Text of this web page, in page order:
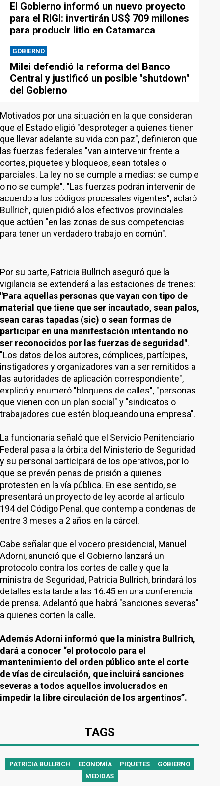
El Gobierno informó un nuevo proyecto
para el RIGI: invertirán US$ 709 millones
para producir litio en Catamarca
GOBIERNO
Milei defendió la reforma del Banco
Central y justificó un posible "shutdown"
del Gobierno
Motivados por una situación en la que consideran
que el Estado eligió "desproteger a quienes tienen
que llevar adelante su vida con paz", definieron que
las fuerzas federales "van a intervenir frente a
cortes, piquetes y bloqueos, sean totales o
parciales. La ley no se cumple a medias: se cumple
o no se cumple". "Las fuerzas podrán intervenir de
acuerdo a los códigos procesales vigentes", aclaró
Bullrich, quien pidió a los efectivos provinciales
que actúen "en las zonas de sus competencias
para tener un verdadero trabajo en común".
Por su parte, Patricia Bullrich aseguró que la
vigilancia se extenderá a las estaciones de trenes:
"Para aquellas personas que vayan con tipo de
material que tiene que ser incautado, sean palos,
sean caras tapadas (sic) o sean formas de
participar en una manifestación intentando no
ser reconocidos por las fuerzas de seguridad".
"Los datos de los autores, cómplices, partícipes,
instigadores y organizadores van a ser remitidos a
las autoridades de aplicación correspondiente",
explicó y enumeró "bloqueos de calles", "personas
que vienen con un plan social" y "sindicatos o
trabajadores que estén bloqueando una empresa".
La funcionaria señaló que el Servicio Penitenciario
Federal pasa a la órbita del Ministerio de Seguridad
y su personal participará de los operativos, por lo
que se prevén penas de prisión a quienes
protesten en la vía pública. En ese sentido, se
presentará un proyecto de ley acorde al artículo
194 del Código Penal, que contempla condenas de
entre 3 meses a 2 años en la cárcel.
Cabe señalar que el vocero presidencial, Manuel
Adorni, anunció que el Gobierno lanzará un
protocolo contra los cortes de calle y que la
ministra de Seguridad, Patricia Bullrich, brindará los
detalles esta tarde a las 16.45 en una conferencia
de prensa. Adelantó que habrá "sanciones severas"
a quienes corten la calle.
Además Adorni informó que la ministra Bullrich,
dará a conocer “el protocolo para el
mantenimiento del orden público ante el corte
de vías de circulación, que incluirá sanciones
severas a todos aquellos involucrados en
impedir la libre circulación de los argentinos”.
TAGS
PATRICIA BULLRICH ECONOMÍA PIQUETES
GOBIERNO
MEDIDAS